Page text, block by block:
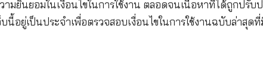
ไซต์นี้ หากท่านไม่เห็นด้วยกับเงื่อนไขในการใช้งา
ว่าท่านได้ให้ความยินยอมในเงื่อนไขในการใช้งาน
รเข้าชมหน้าเว็บนี้อยู่เป็นประจำเพื่อตรวจสอบเงื่อ